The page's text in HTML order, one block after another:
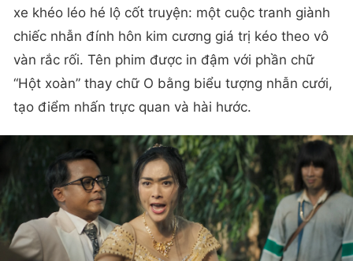
xe khéo léo hé lộ cốt truyện: một cuộc tranh giành
chiếc nhẫn đính hôn kim cương giá trị kéo theo vô
vàn rắc rối. Tên phim được in đậm với phần chữ
“Hột xoàn” thay chữ O bằng biểu tượng nhẫn cưới,
tạo điểm nhấn trực quan và hài hước.